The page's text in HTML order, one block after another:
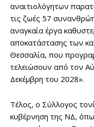
αναιτιολόγητων
τις ζωές 57
αναγκαία έργα
αποκατάστασης των
Θεσσαλία, που
τελειώσουν από τον
Δεκέμβρη του 2028».
Τέλος, ο Σύλλογος
κυβέρνηση της ΝΔ,